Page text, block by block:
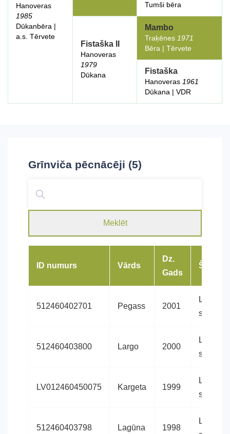
Hanoveras
1985
Dūkanbēra |
a.s. Tērvete
Tumši bēra
Fistaška II
Hanoveras
1979
Dūkana
Mambo
Traķēnes 1971
Bēra | Tērvete
Fistaška
Hanoveras 1961
Dūkana | VDR
Grīnviča pēcnācēji (5)
Meklēt
ID numurs Vārds
Dz.
Gads
Šķirne
512460402701 Pegass 2001
Latvijas
siltasinis
512460403800 Largo 2000
Latvijas
siltasinis
LV012460450075 Kargeta 1999
Latvijas
siltasinis
512460403798 Lagūna 1998
Latvijas